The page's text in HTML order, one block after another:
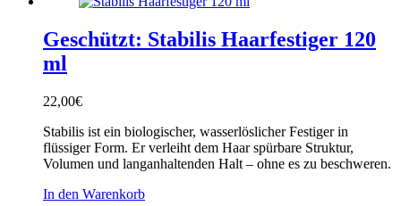
Geschützt: Stabilis Haarfestiger 120
ml
22,00€
Stabilis ist ein biologischer, wasserlöslicher Festiger in
flüssiger Form. Er verleiht dem Haar spürbare Struktur,
Volumen und langanhaltenden Halt – ohne es zu beschweren.
In den Warenkorb